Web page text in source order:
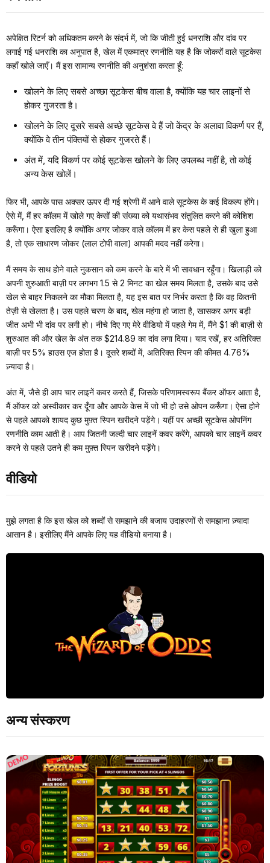
अपेक्षित रिटर्न को अधिकतम करने के संदर्भ में, जो कि जीती हुई धनराशि और दांव पर
लगाई गई धनराशि का अनुपात है, खेल में एकमात्र रणनीति यह है कि जोकरों वाले सूटकेस
कहाँ खोले जाएँ। मैं इस सामान्य रणनीति की अनुशंसा करता हूँ:
खोलने के लिए सबसे अच्छा सूटकेस बीच वाला है, क्योंकि यह चार लाइनों से
होकर गुजरता है।
खोलने के लिए दूसरे सबसे अच्छे सूटकेस वे हैं जो केंद्र के अलावा विकर्ण पर हैं,
क्योंकि वे तीन पंक्तियों से होकर गुजरते हैं।
अंत में, यदि विकर्ण पर कोई सूटकेस खोलने के लिए उपलब्ध नहीं है, तो कोई
अन्य केस खोलें।
फिर भी, आपके पास अक्सर ऊपर दी गई श्रेणी में आने वाले सूटकेस के कई विकल्प होंगे।
ऐसे में, मैं हर कॉलम में खोले गए केसों की संख्या को यथासंभव संतुलित करने की कोशिश
करूँगा। ऐसा इसलिए है क्योंकि अगर जोकर वाले कॉलम में हर केस पहले से ही खुला हुआ
है, तो एक साधारण जोकर (लाल टोपी वाला) आपकी मदद नहीं करेगा।
मैं समय के साथ होने वाले नुकसान को कम करने के बारे में भी सावधान रहूँगा। खिलाड़ी को
अपनी शुरुआती बाज़ी पर लगभग 1.5 से 2 मिनट का खेल समय मिलता है, उसके बाद उसे
खेल से बाहर निकलने का मौका मिलता है, यह इस बात पर निर्भर करता है कि वह कितनी
तेज़ी से खेलता है। उस पहले चरण के बाद, खेल महंगा हो जाता है, खासकर अगर बड़ी
जीत अभी भी दांव पर लगी हो। नीचे दिए गए मेरे वीडियो में पहले गेम में, मैंने $1 की बाज़ी से
शुरुआत की और खेल के अंत तक $214.89 का दांव लगा दिया। याद रखें, हर अतिरिक्त
बाज़ी पर 5% हाउस एज होता है। दूसरे शब्दों में, अतिरिक्त स्पिन की कीमत 4.76%
ज़्यादा है।
अंत में, जैसे ही आप चार लाइनें कवर करते हैं, जिसके परिणामस्वरूप बैंकर ऑफर आता है,
मैं ऑफर को अस्वीकार कर दूँगा और आपके केस में जो भी हो उसे ओपन करूँगा। ऐसा होने
से पहले आपको शायद कुछ मुफ़्त स्पिन खरीदने पड़ेंगे। यहीं पर अच्छी सूटकेस ओपनिंग
रणनीति काम आती है। आप जितनी जल्दी चार लाइनें कवर करेंगे, आपको चार लाइनें कवर
करने से पहले उतने ही कम मुफ़्त स्पिन खरीदने पड़ेंगे।
वीडियो
मुझे लगता है कि इस खेल को शब्दों से समझाने की बजाय उदाहरणों से समझाना ज़्यादा
आसान है। इसीलिए मैंने आपके लिए यह वीडियो बनाया है।
अन्य संस्करण